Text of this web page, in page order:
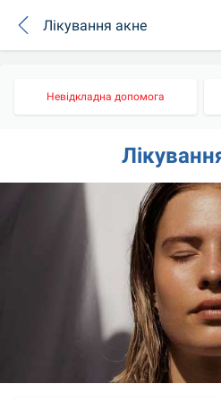
Лікування акне
Невідкладна допомога